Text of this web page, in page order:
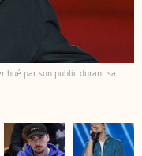
hué par son public durant sa